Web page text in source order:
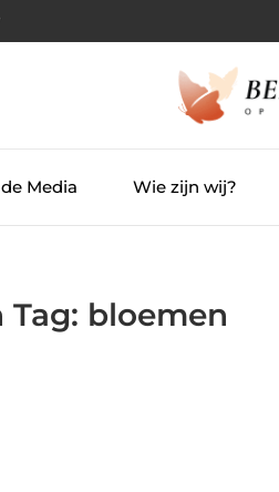
Media Wie zijn wij?
bloemen